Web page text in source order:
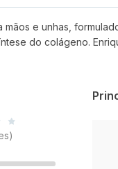
mãos e unhas,
do colágeno.